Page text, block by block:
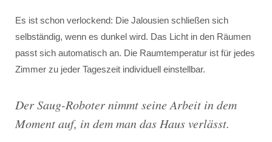
Es ist schon verlockend: Die Jalousien schließen sich
selbständig, wenn es dunkel wird. Das Licht in den Räumen
passt sich automatisch an. Die Raumtemperatur ist für jedes
Zimmer zu jeder Tageszeit individuell einstellbar.
Der Saug-Roboter nimmt seine Arbeit in dem
Moment auf, in dem man das Haus verlässt.